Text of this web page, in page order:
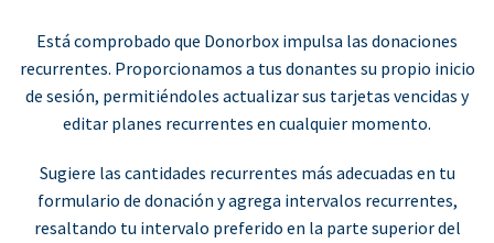
Está comprobado que Donorbox impulsa las donaciones
recurrentes. Proporcionamos a tus donantes su propio inicio
de sesión, permitiéndoles actualizar sus tarjetas vencidas y
editar planes recurrentes en cualquier momento.
Sugiere las cantidades recurrentes más adecuadas en tu
formulario de donación y agrega intervalos recurrentes,
resaltando tu intervalo preferido en la parte superior del